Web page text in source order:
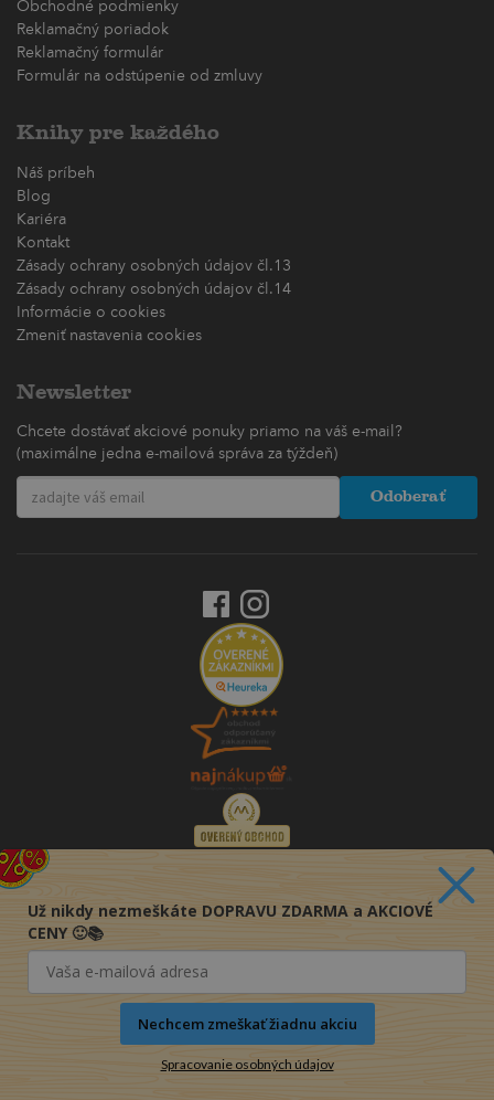
Obchodné podmienky
Reklamačný poriadok
Reklamačný formulár
Formulár na odstúpenie od zmluvy
Knihy pre každého
Náš príbeh
Blog
Kariéra
Kontakt
Zásady ochrany osobných údajov čl.13
Zásady ochrany osobných údajov čl.14
Informácie o cookies
Zmeniť nastavenia cookies
Newsletter
Chcete dostávať akciové ponuky priamo na váš e-mail?
(maximálne jedna e-mailová správa za týždeň)
Odoberať
Už nikdy nezmeškáte DOPRAVU ZDARMA a AKCIOVÉ
CENY 🙂📚
Nechcem zmeškať žiadnu akciu
Spracovanie osobných údajov